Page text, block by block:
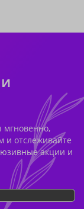
мгновенно,
и отслеживайте
акции и